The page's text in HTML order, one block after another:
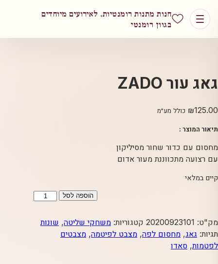
חנות מתנות רומנטיות, לאירועים מיוחדים
בגוון רומנטי
גאג עור ZADO
₪125.00 כולל מע״מ
תיאור המוצר :
מחסום עם כדור שחור מסיליקון
עם רצועה מתכווננת מעור אדום
קיים במלאי
כמות
גאג
הוספה לסל
מק"ט: 20200923101 קטגוריות: משחקי שליטה, שונות
תגיות: גאג, מחסום לפה, מצבט לפיטמה, מצבטים
לפטמות, סאדו